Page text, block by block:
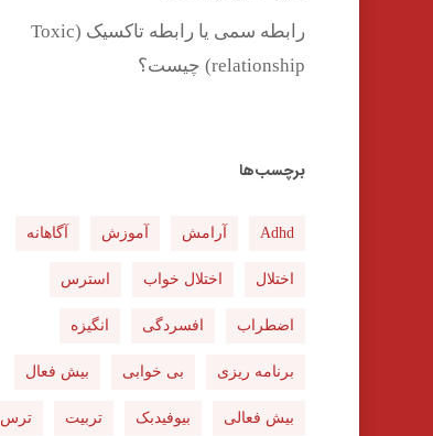
رابطه سمی یا رابطه تاکسیک (Toxic
relationship) چیست؟
برچسب‌ها
Adhd آرامش آموزش آگاهانه
اختلال اختلال خواب استرس
اضطراب افسردگی انگیزه
برنامه ریزی بی خوابی بیش فعال
بیش فعالی بیوفیدبک تربیت ترس